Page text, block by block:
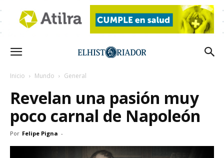
Inicio Mundo General
Revelan una pasión muy
poco carnal de Napoleón
Por Felipe Pigna -